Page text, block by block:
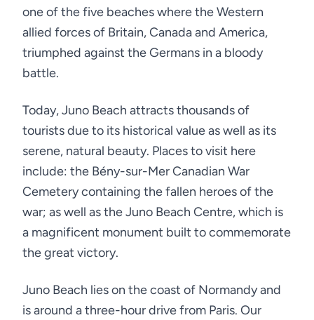
one of the five beaches where the Western
allied forces of Britain, Canada and America,
triumphed against the Germans in a bloody
battle.
Today, Juno Beach attracts thousands of
tourists due to its historical value as well as its
serene, natural beauty. Places to visit here
include: the Bény-sur-Mer Canadian War
Cemetery containing the fallen heroes of the
war; as well as the Juno Beach Centre, which is
a magnificent monument built to commemorate
the great victory.
Juno Beach lies on the coast of Normandy and
is around a three-hour drive from Paris. Our